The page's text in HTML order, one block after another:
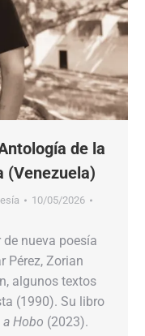
de la
(Venezuela)
10/05/2026
nueva poesía
Pérez, Zorian
algunos textos
(1990). Su libro
a Hobo (2023).